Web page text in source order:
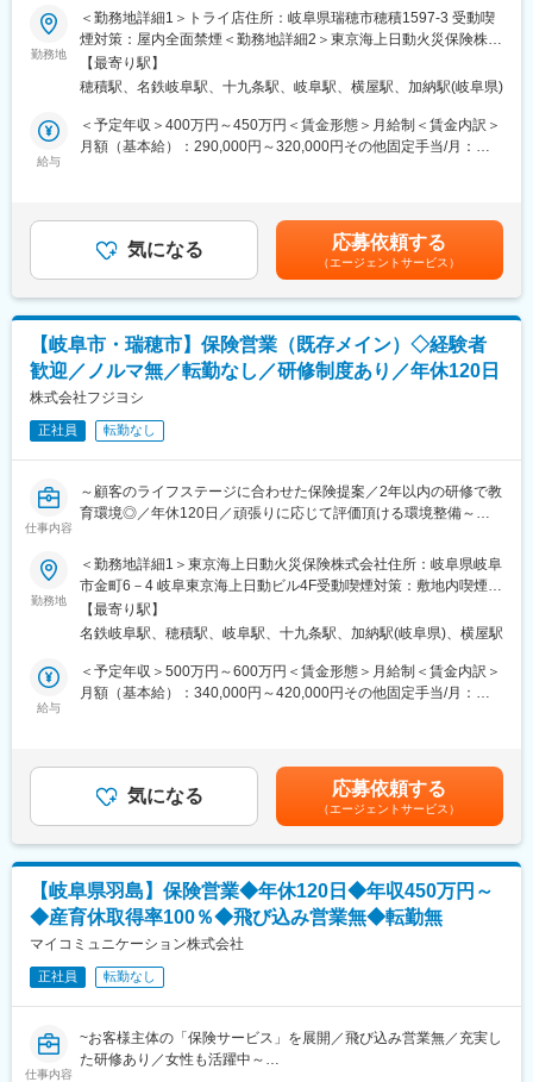
郵便局の制服を着用しているため、お話を聞いていただきやす
く、アポイント取得や訪問時のハードルが低い点も特徴です。
「あなたに相談したい」「お願いしてよかった」といった言葉を
いただけたときに、大きな達成感とやりがいを感じられます。
また原付での営業活動が基本のため、入社後の研修で安全に運転
できるようサポートします。
段階的に成長可能。ほかにもキャリアチャレンジ制度による他分
野への挑戦など、多彩なキャリアがあります。
■モデル年収
主任：450～670万円（在職最年少26歳）／課長代理：500～850
万円（在職最年少30歳）
課長・担当課長：690～850万円（在職最年少35歳）／管理職：
800～1,000万円超（在職最年少37歳）
変更の範囲：会社の定める業務
部機関による内部監査などを実施し、業務品質向上に力を入れて
きました。その結果、保険会社から重要代理店として認められ、
保険会社からの提携先案件が急増しています。自己新規開拓は少
なく、提携先周りを重視しております。
■業務内容
保険の新規加入または見直しをご検討するお客様に、ライフスタ
客様の情報提供あり、訪問先に困ることが無いように配慮してい
ます。
■業務の特徴
＜営業１日の流れ＞
09:00 朝礼で前日の事案や重要スケジュールを共有
10:00 自動車保険の満期を迎えたA様宅を訪問。iPadにて更新手
続き
11:00 お客さまから自動車事故の連絡があり現場対応
12:00 事務所にて昼食＆休憩
13:00 お子様が誕生したお客様B様から生命保険の相談があり訪
問
ーを手配
16:00 資産運用の相談があったお客さまC様宅を訪問。ドル建て
商品をご提案
17:00 事務所に戻り当日の対応記録をPCに入力。翌日の準備
■入社後の流れ
ご入社後は、2か月の本社研修後1年間【東京海上日動火災保険株
・勤務地：岐阜県岐阜市金町6－4 岐阜東京海上日動ビル4F
・事業内容：新規開拓や出向先からの紹介顧客の対応、同社の顧
客の対応などを行って頂きます。
※業務内容は上記内容と同じです
■企業魅力
残業は月平均20~30時間程／土日は会社が閉まっておりますが、
顧客との予定の調整上訪問などが発生する事も御座います。
給与は、基本給＋業績給となっていますが基本給の割合が大きい
ため安定した金額を保証。勿論頑張った分はしっかり業績給に反
変更の範囲：会社の定める業務
勤務地
＜勤務地詳細1＞トライ店住所：岐阜県瑞穂市穂積1597-3 受動喫
煙対策：屋内全面禁煙＜勤務地詳細2＞東京海上日動火災保険株式
会社住所：岐阜県岐阜市金町6－4 岐阜東京海上日動ビル4F受動喫
煙対策：敷地内喫煙可能場所あり変更の範囲：会社の定める事業
【最寄り駅】
穂積駅、名鉄岐阜駅、十九条駅、岐阜駅、横屋駅、加納駅(岐阜県)
給与
＜予定年収＞400万円～450万円＜賃金形態＞月給制＜賃金内訳＞
月額（基本給）：290,000円～320,000円その他固定手当/月：
モデル年収>・29歳（4年目）：480万円・42歳（4年目）：600万
円※想定年収について：前職保証有り前職の給与を考慮し想定年収
を算出致します。賃金はあくまでも目安の金額であり、選考を通
じて上下する可能性があります。月給(月額)は固定手当を含めた表
記です。
気になる 応募依頼する
（エージェントサービス）
【岐阜市・瑞穂市】保険営業（既存メイン）◇経験者
歓迎／ノルマ無／転勤なし／研修制度あり／年休120日
株式会社フジヨシ
正社員 転勤なし
仕事内容
～顧客のライフステージに合わせた保険提案／2年以内の研修で教
育環境◎／年休120日／頑張りに応じて評価頂ける環境整備～
■業務内容
保険の新規加入・見直しをご検討するお客様に、ライフスタイル
や人生設計・お困りごとを伺い、新たなご提案や更新フォローな
どを行います。
研修中は保険会社から住宅支援機構の火災保険の満期を迎えるお
客様の情報提供あり、訪問先に困ることが無いように配慮してい
ます。
■業務の特徴
担当顧客の7割が個人顧客で3割が法人顧客です。
09時 朝礼で前日の事案や重要スケジュールを共有
10時 自動車保険の満期を迎えたA様宅を訪問。iPadにて更新手
続き
11時 お客さまから自動車事故の連絡があり現場対応
12時 事務所にて昼食＆休憩
13時 お子様が誕生したお客様B様から生命保険の相談があり訪
問
15時 法人のお客さま株式会社C様の社有車が故障のためレッカ
ーを手配
16時 資産運用の相談があったお客さまC様宅を訪問。ドル建て
勤務地
＜勤務地詳細1＞東京海上日動火災保険株式会社住所：岐阜県岐阜
市金町6－4 岐阜東京海上日動ビル4F受動喫煙対策：敷地内喫煙可
能場所あり＜勤務地詳細2＞トライ店住所：岐阜県瑞穂市穂積
1597-3 受動喫煙対策：屋内全面禁煙変更の範囲：会社の定める事
【最寄り駅】
名鉄岐阜駅、穂積駅、岐阜駅、十九条駅、加納駅(岐阜県)、横屋駅
給与
＜予定年収＞500万円～600万円＜賃金形態＞月給制＜賃金内訳＞
月額（基本給）：340,000円～420,000円その他固定手当/月：
モデル年収>・29歳（4年目）：480万円・42歳（4年目）：600万
円※想定年収について：前職保証有り前職の給与を考慮し想定年収
を算出致します。賃金はあくまでも目安の金額であり、選考を通
じて上下する可能性があります。月給(月額)は固定手当を含めた表
記です。
気になる 応募依頼する
（エージェントサービス）
【岐阜県羽島】保険営業◆年休120日◆年収450万円～
◆産育休取得率100％◆飛び込み営業無◆転勤無
マイコミュニケーション株式会社
正社員 転勤なし
仕事内容
~お客様主体の「保険サービス」を展開／飛び込み営業無／充実し
た研修あり／女性も活躍中～